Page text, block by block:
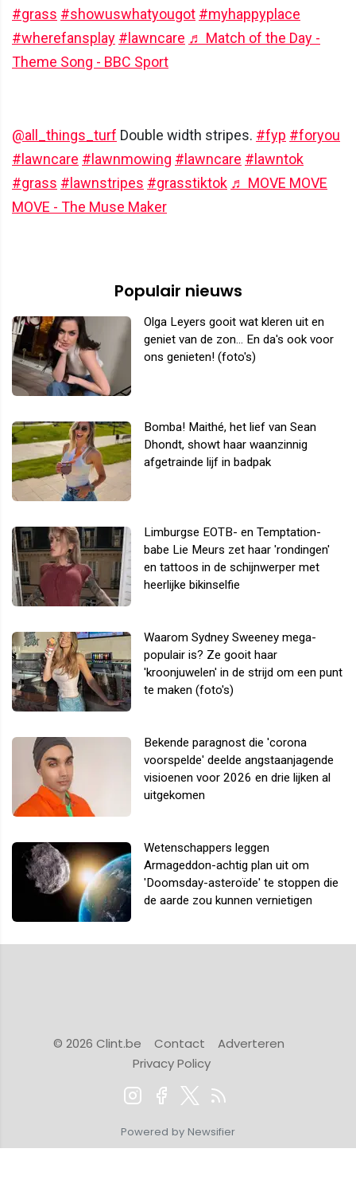
#grass #showuswhatyougot #myhappyplace
#wherefansplay #lawncare ♬ Match of the Day -
Theme Song - BBC Sport
@all_things_turf Double width stripes. #fyp #foryou
#lawncare #lawnmowing #lawncare #lawntok
#grass #lawnstripes #grasstiktok ♬ MOVE MOVE
MOVE - The Muse Maker
Populair nieuws
Olga Leyers gooit wat kleren uit en
geniet van de zon... En da's ook voor
ons genieten! (foto's)
Bomba! Maithé, het lief van Sean
Dhondt, showt haar waanzinnig
afgetrainde lijf in badpak
Limburgse EOTB- en Temptation-
babe Lie Meurs zet haar 'rondingen'
en tattoos in de schijnwerper met
heerlijke bikinselfie
Waarom Sydney Sweeney mega-
populair is? Ze gooit haar
'kroonjuwelen' in de strijd om een punt
te maken (foto's)
Bekende paragnost die 'corona
voorspelde' deelde angstaanjagende
visioenen voor 2026 en drie lijken al
uitgekomen
Wetenschappers leggen
Armageddon-achtig plan uit om
'Doomsday-asteroïde' te stoppen die
de aarde zou kunnen vernietigen
© 2026 Clint.be Contact
Adverteren
Privacy Policy
Powered by Newsifier